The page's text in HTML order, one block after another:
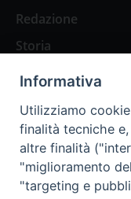
Redazione
Storia
Abbonamenti
Abbonamento
Abbonamento
Informativa
Utilizziamo
finalità tecniche
altre finalità
"miglioramento
"targeting e